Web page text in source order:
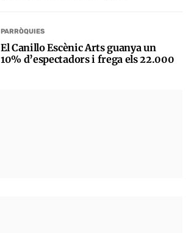
PARRÒQUIES
El Canillo Escènic Arts guanya un
10% d’espectadors i frega els 22.000